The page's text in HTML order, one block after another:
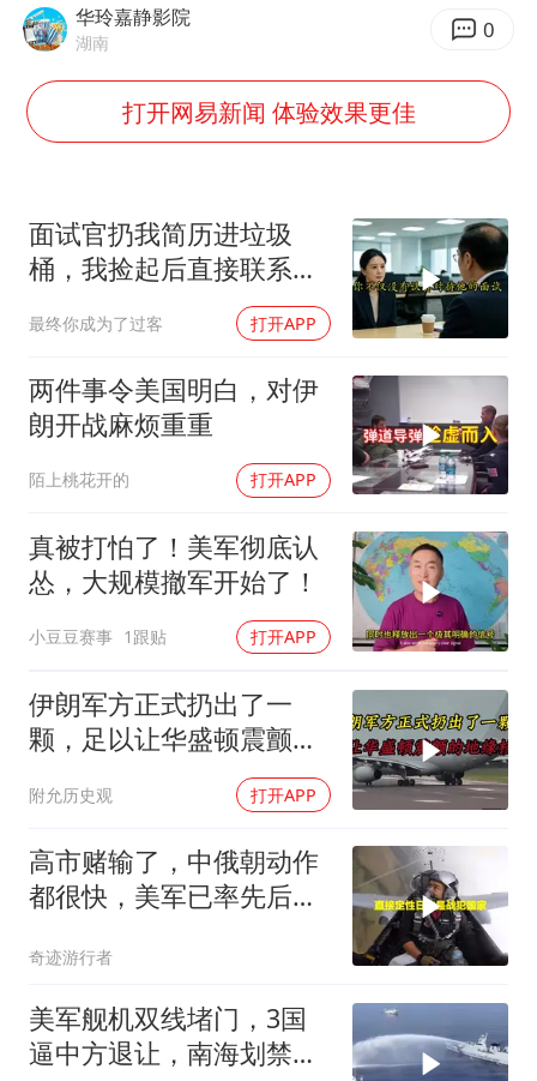
你常吃的兰州拉面要改名了
河南试行周五下午弹性离岗
南大数院院长疑辞职信里写不想干了
李亚鹏向地铁吐血女孩捐99999元
新华社权威快报|我国编制完成新版全月地质图
中国经济展现强大韧性和活力
华玲嘉静影院
湖南 0
打开网易新闻 体验效果更佳
面试官扔我简历进垃圾
桶，我捡起后直接联系其
最终你成为了过客 打开APP
两件事令美国明白，对伊
朗开战麻烦重重
陌上桃花开的 打开APP
真被打怕了！美军彻底认
怂，大规模撤军开始了！
小豆豆赛事 1跟贴 打开APP
伊朗军方正式扔出了一
颗，足以让华盛顿震颤的
附允历史观 打开APP
高市赌输了，中俄朝动作
都很快，美军已率先后撤.
奇迹游行者
美军舰机双线堵门，3国
逼中方退让，南海划禁